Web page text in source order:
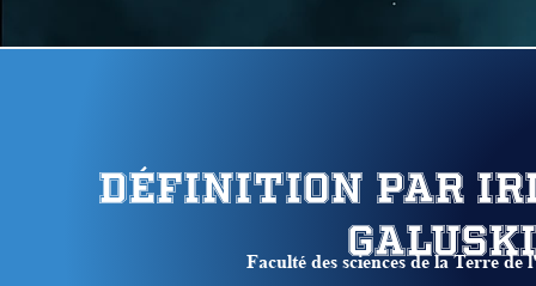
Définition par
Faculté des sciences de la Terre